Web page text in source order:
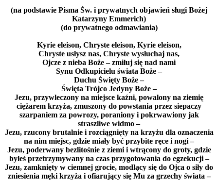
(na podstawie Pisma Św. i prywatnych objawień sługi Bożej
Katarzyny Emmerich)
(do prywatnego odmawiania)
Kyrie eleison, Chryste eleison, Kyrie eleison,
Chryste usłysz nas, Chryste wysłuchaj nas,
Ojcze z nieba Boże – zmiłuj się nad nami
Synu Odkupicielu świata Boże –
Duchu Święty Boże –
Święta Trójco Jedyny Boże –
Jezu, przywleczony na miejsce kaźni, powalony na ziemię
ciężarem krzyża, zmuszony do powstania przez siepaczy
szarpaniem za powrozy, poraniony i pokrwawiony jak
straszliwe widmo –
Jezu, rzucony brutalnie i rozciągnięty na krzyżu dla oznaczenia
na nim miejsc, gdzie miały być przybite ręce i nogi –
Jezu, poderwany bezlitośnie z ziemi i wtrącony do groty, gdzie
byłeś przetrzymywany na czas przygotowania do egzekucji –
Jezu, zamknięty w ciemnej grocie, modlący się do Ojca o siły do
zniesienia męki krzyża i ofiarujący się Mu za grzechy świata –